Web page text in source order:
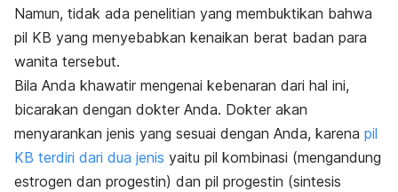
Namun, tidak ada penelitian yang membuktikan bahwa
pil KB yang menyebabkan kenaikan berat badan para
wanita tersebut.
Bila Anda khawatir mengenai kebenaran dari hal ini,
bicarakan dengan dokter Anda. Dokter akan
menyarankan jenis yang sesuai dengan Anda, karena pil
KB terdiri dari dua jenis yaitu pil kombinasi (mengandung
estrogen dan progestin) dan pil progestin (sintesis